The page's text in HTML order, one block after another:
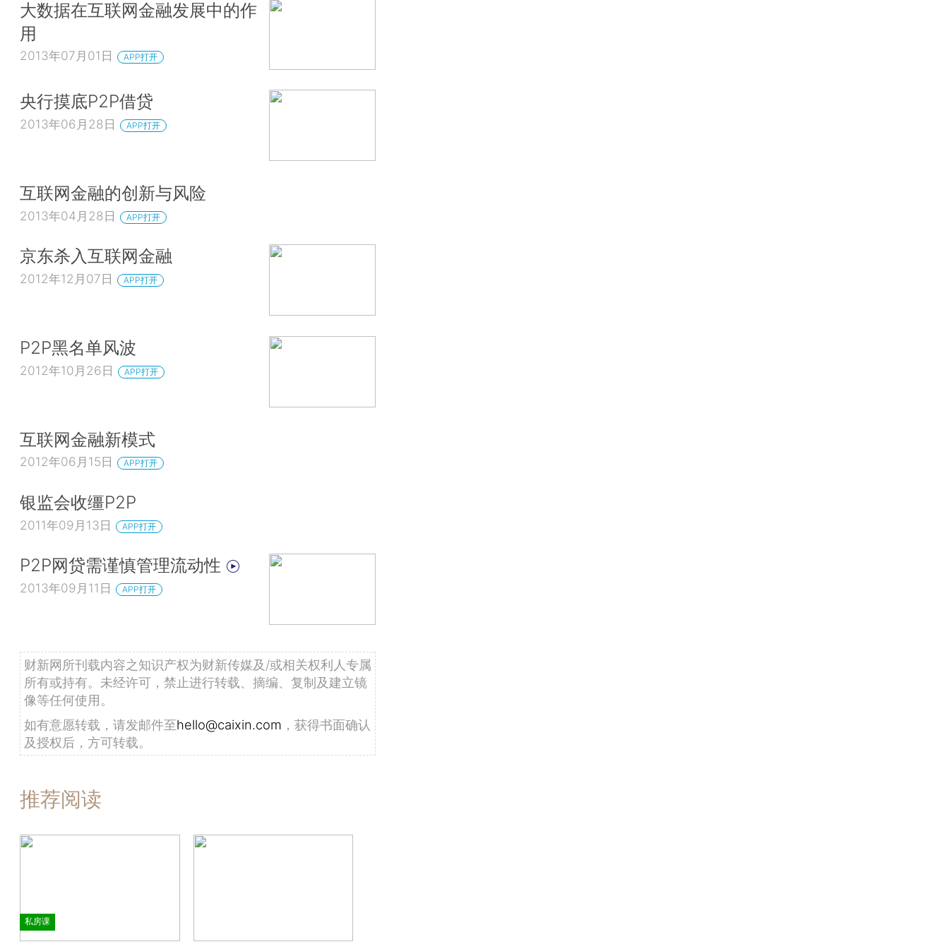
大数据在互联网金融发展中的作
用
2013年07月01日 APP打开
央行摸底P2P借贷
2013年06月28日 APP打开
互联网金融的创新与风险
2013年04月28日 APP打开
京东杀入互联网金融
2012年12月07日 APP打开
P2P黑名单风波
2012年10月26日 APP打开
互联网金融新模式
2012年06月15日 APP打开
银监会收缰P2P
2011年09月13日 APP打开
P2P网贷需谨慎管理流动性
2013年09月11日 APP打开
财新网所刊载内容之知识产权为财新传媒及/或相关权利人专属
所有或持有。未经许可，禁止进行转载、摘编、复制及建立镜
像等任何使用。
如有意愿转载，请发邮件至hello@caixin.com ，获得书面确认
及授权后，方可转载。
推荐阅读
私房课